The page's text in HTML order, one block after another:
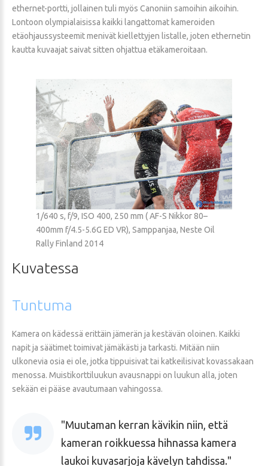
ethernet-portti, jollainen tuli myös Canoniin samoihin aikoihin.
Lontoon olympialaisissa kaikki langattomat kameroiden
etäohjaussysteemit menivät kiellettyjen listalle, joten ethernetin
kautta kuvaajat saivat sitten ohjattua etäkameroitaan.
1/640 s, f/9, ISO 400, 250 mm ( AF-S Nikkor 80–
400mm f/4.5-5.6G ED VR), Samppanjaa, Neste Oil
Rally Finland 2014
Kuvatessa
Tuntuma
Kamera on kädessä erittäin jämerän ja kestävän oloinen. Kaikki
napit ja säätimet toimivat jämäkästi ja tarkasti. Mitään niin
ulkonevia osia ei ole, jotka tippuisivat tai katkeilisivat kovassakaan
menossa. Muistikorttiluukun avausnappi on luukun alla, joten
sekään ei pääse avautumaan vahingossa.
Muutaman kerran kävikin niin, että
kameran roikkuessa hihnassa kamera
laukoi kuvasarjoja kävelyn tahdissa.